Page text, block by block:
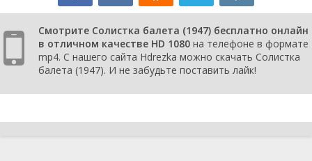
Смотрите Солистка балета (1947) бесплатно онлайн
в отличном качестве HD 1080 на телефоне в формате
mp4. С нашего сайта Hdrezka можно скачать Солистка
балета (1947). И не забудьте поставить лайк!